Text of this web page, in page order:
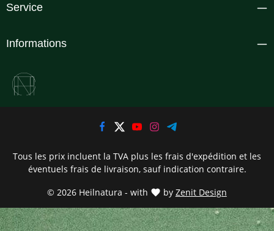
Service
Informations
© 2026 Heilnatura - with by Zenit Design
Tous les prix incluent la TVA plus les frais d'expédition et les
éventuels frais de livraison, sauf indication contraire.